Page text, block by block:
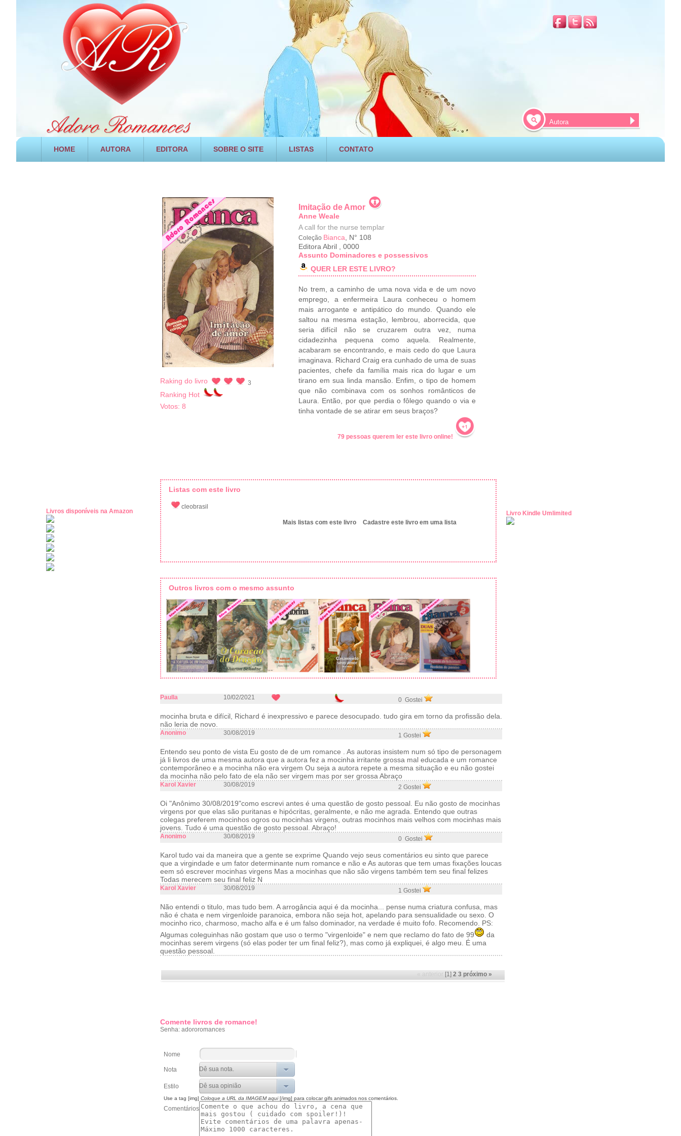
HOME AUTORA EDITORA SOBRE O SITE LISTAS CONTATO
Livros disponíveis na Amazon
Raking do livro 3
Ranking Hot
Votos: 8
Imitação de Amor
Anne Weale
A call for the nurse templar
Coleção Bianca , N° 108
Editora Abril
0000
Assunto Dominadores e possessivos
QUER LER ESTE LIVRO?
No trem, a caminho de uma nova vida e de um novo
emprego, a enfermeira Laura conheceu o homem
mais arrogante e antipático do mundo. Quando ele
saltou na mesma estação, lembrou, aborrecida, que
seria difícil não se cruzarem outra vez, numa
cidadezinha pequena como aquela. Realmente,
acabaram se encontrando, e mais cedo do que Laura
imaginava. Richard Craig era cunhado de uma de suas
pacientes, chefe da família mais rica do lugar e um
tirano em sua linda mansão. Enfim, o tipo de homem
que não combinava com os sonhos românticos de
Laura. Então, por que perdia o fôlego quando o via e
tinha vontade de se atirar em seus braços?
79 pessoas querem ler este livro online!
Livro Kindle Umlimited
Listas com este livro
cleobrasil
Mais listas com este livro Cadastre este livro em uma lista
Outros livros com o mesmo assunto
Paulla 10/02/2021 0 Gostei
mocinha bruta e difícil, Richard é inexpressivo e parece desocupado. tudo gira em torno da profissão dela.
não leria de novo.
Anonimo 30/08/2019 1 Gostei
Entendo seu ponto de vista Eu gosto de de um romance . As autoras insistem num só tipo de personagem
já li livros de uma mesma autora que a autora fez a mocinha irritante grossa mal educada e um romance
contemporâneo e a mocinha não era virgem Ou seja a autora repete a mesma situação e eu não gostei
da mocinha não pelo fato de ela não ser virgem mas por ser grossa Abraço
Karol Xavier 30/08/2019 2 Gostei
Oi "Anônimo 30/08/2019"como escrevi antes é uma questão de gosto pessoal. Eu não gosto de mocinhas
virgens por que elas são puritanas e hipócritas, geralmente, e não me agrada. Entendo que outras
colegas preferem mocinhos ogros ou mocinhas virgens, outras mocinhos mais velhos com mocinhas mais
jovens. Tudo é uma questão de gosto pessoal. Abraço!
Anonimo 30/08/2019 0 Gostei
Karol tudo vai da maneira que a gente se exprime Quando vejo seus comentários eu sinto que parece
que a virgindade e um fator determinante num romance e não e As autoras que tem umas fixações loucas
eem só escrever mocinhas virgens Mas a mocinhas que não são virgens também tem seu final felizes
Todas merecem seu final feliz N
Karol Xavier 30/08/2019 1 Gostei
Não entendi o titulo, mas tudo bem. A arrogância aqui é da mocinha... pense numa criatura confusa, mas
não é chata e nem virgenloide paranoica, embora não seja hot, apelando para sensualidade ou sexo. O
mocinho rico, charmoso, macho alfa e é um falso dominador, na verdade é muito fofo. Recomendo. PS:
Algumas coleguinhas não gostam que uso o termo "virgenloide" e nem que reclamo do fato de 99
da
mocinhas serem virgens (só elas poder ter um final feliz?), mas como já expliquei, é algo meu. É uma
questão pessoal.
« anterior [1] 2 3 próximo »
Comente livros de romance!
Senha: adororomances
Nome
Nota
Estilo
Use a tag [img] Coloque a URL da IMAGEM aqui[/img] para colocar gifs animados nos comentários.
Comentários